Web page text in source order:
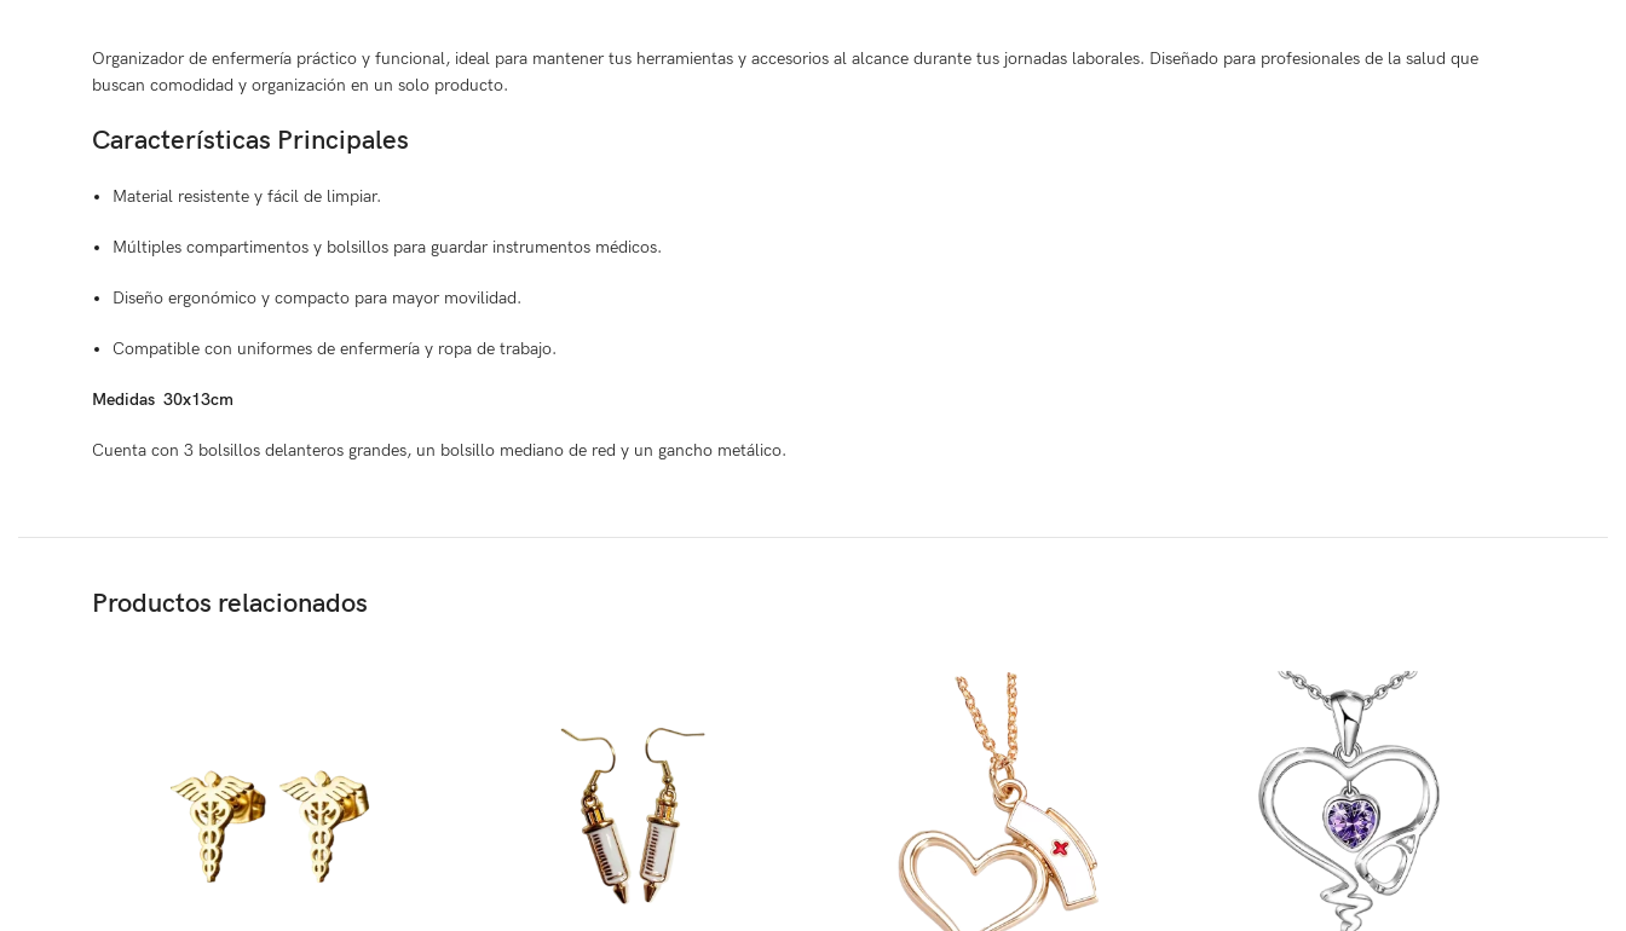
Organizador de enfermería práctico y funcional, ideal para mantener tus herramientas y accesorios al alcance durante tus jornadas laborales. Diseñado para profesionales de la salud que
buscan comodidad y organización en un solo producto.
Características Principales
Material resistente y fácil de limpiar.
Múltiples compartimentos y bolsillos para guardar instrumentos médicos.
Diseño ergonómico y compacto para mayor movilidad.
Compatible con uniformes de enfermería y ropa de trabajo.
Medidas 30x13cm
Cuenta con 3 bolsillos delanteros grandes, un bolsillo mediano de red y un gancho metálico.
Productos relacionados